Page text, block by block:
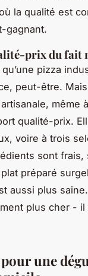
la qualité est
gagnant.
prix du fait
pizza
peut-être.
même à
qualité-prix.
voire à trois
sont frais,
préparé
aussi plus
plus cher -
une